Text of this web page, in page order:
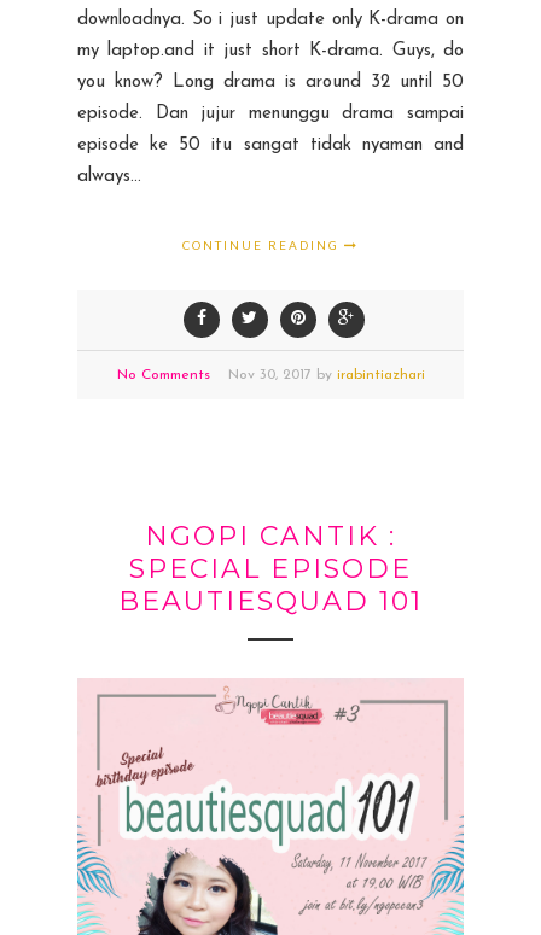
downloadnya. So i just update only K-drama on
my laptop.and it just short K-drama. Guys, do
you know? Long drama is around 32 until 50
episode. Dan jujur menunggu drama sampai
episode ke 50 itu sangat tidak nyaman and
always...
CONTINUE READING
No Comments Nov 30,2017 by irabintiazhari
NGOPI CANTIK :
SPECIAL EPISODE
BEAUTIESQUAD 101